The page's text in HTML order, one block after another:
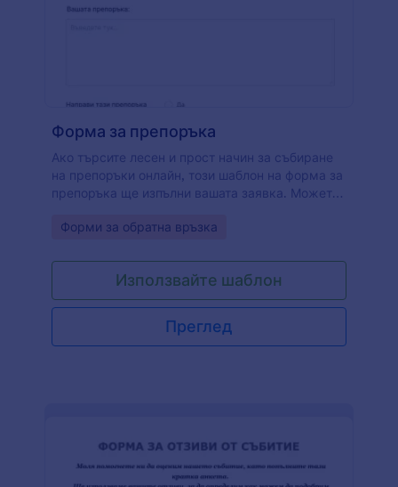
Форма за препоръка
Ако търсите лесен и прост начин за събиране
на препоръки онлайн, този шаблон на форма за
препоръка ще изпълни вашата заявка. Можете
зададат препоръката, като обществени или
качват изображения и видеа с техните
препоръки. Това е чудесен начин да покажете
как хората обичат вашия продукт. Чувствайте
се свободни да персонализирате този шаблон
на форма за препоръка според вашия собствен
Go to Category:
Форми за обратна връзка
Използвайте шаблон
Преглед